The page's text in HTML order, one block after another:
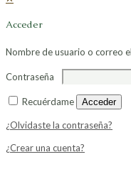
Acceder
Nombre de usuario o correo
Contraseña
Recuérdame Acceder
¿Olvidaste la contraseña?
¿Crear una cuenta?